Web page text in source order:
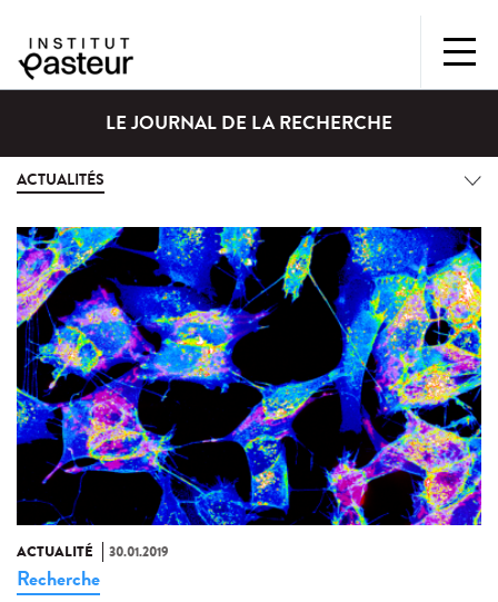
LE JOURNAL DE LA RECHERCHE
ACTUALITÉS
ACTUALITÉ 30.01.2019
Recherche